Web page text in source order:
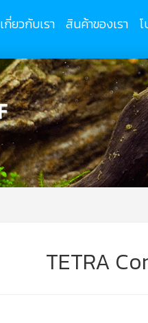
เกี่ยวกับเรา สินค้าของเรา
TETRA